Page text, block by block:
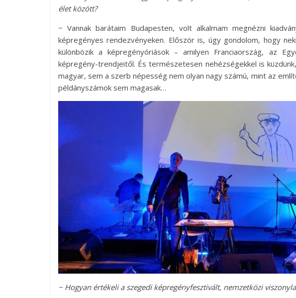
élet között?
− Vannak barátaim Budapesten, volt alkalmam megnézni
képregényes rendezvényeken. Először is, úgy gondolom, hogy
különbözik a képregényóriások – amilyen Franciaország, az
képregény-trendjeitől. És természetesen nehézségekkel is
magyar, sem a szerb népesség nem olyan nagy számú, mint az
példányszámok sem magasak…
− Hogyan értékeli a szegedi képregényfesztivált, nemzetközi